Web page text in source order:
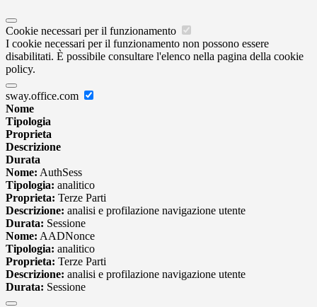
Cookie necessari per il funzionamento
I cookie necessari per il funzionamento non possono essere
disabilitati. È possibile consultare l'elenco nella pagina della cookie
policy.
sway.office.com
Nome
Tipologia
Proprieta
Descrizione
Durata
Nome: AuthSess
Tipologia: analitico
Proprieta: Terze Parti
Descrizione: analisi e profilazione navigazione utente
Durata: Sessione
Nome: AADNonce
Tipologia: analitico
Proprieta: Terze Parti
Descrizione: analisi e profilazione navigazione utente
Durata: Sessione